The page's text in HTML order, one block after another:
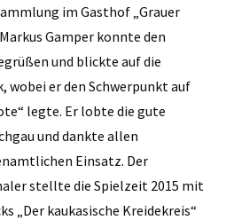
im Gasthof „Grauer
Gamper konnte den
und blickte auf die
wobei er den Schwerpunkt auf
legte. Er lobte die gute
und dankte allen
Einsatz. Der
stellte die Spielzeit 2015 mit
„Der kaukasische Kreidekreis“